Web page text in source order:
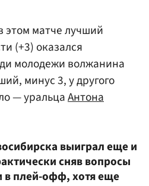
этом матче лучший
(+3) оказался
молодежи волжанина
минус 3, у другого
— уральцаАнтона
выиграл еще и
сняв вопросы
в плей-офф, хотя еще